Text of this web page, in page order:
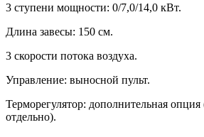
3 ступени мощности: 0/7,0/14,0 кВт.
Длина завесы: 150 см.
3 скорости потока воздуха.
Управление: выносной пульт.
Терморегулятор: дополнительная опция
отдельно).